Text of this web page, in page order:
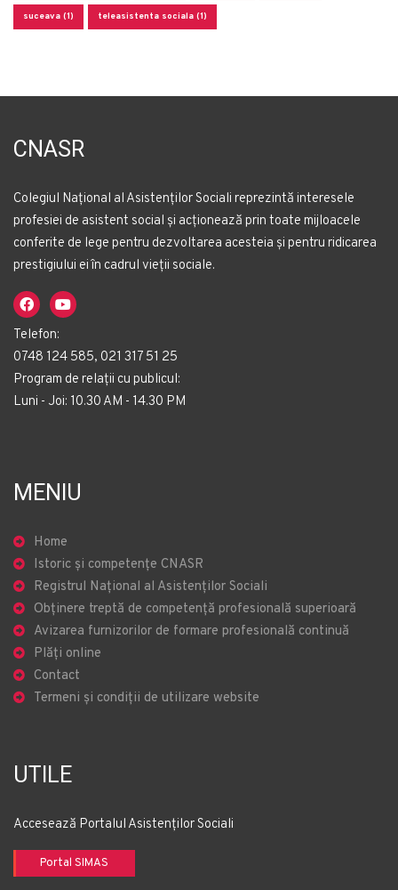
suceava (1) teleasistenta sociala (1)
CNASR
Colegiul Național al Asistenților Sociali reprezintă interesele
profesiei de asistent social și acționează prin toate mijloacele
conferite de lege pentru dezvoltarea acesteia și pentru ridicarea
prestigiului ei în cadrul vieții sociale.
Telefon:
0748 124 585, 021 317 51 25
Program de relații cu publicul:
Luni - Joi: 10.30 AM - 14.30 PM
MENIU
Home
Istoric și competențe CNASR
Registrul Național al Asistenților Sociali
Obținere treptă de competență profesională superioară
Avizarea furnizorilor de formare profesională continuă
Plăți online
Contact
Termeni și condiții de utilizare website
UTILE
Accesează Portalul Asistenților Sociali
Portal SIMAS